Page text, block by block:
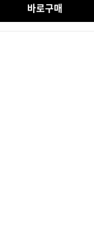
바로구매